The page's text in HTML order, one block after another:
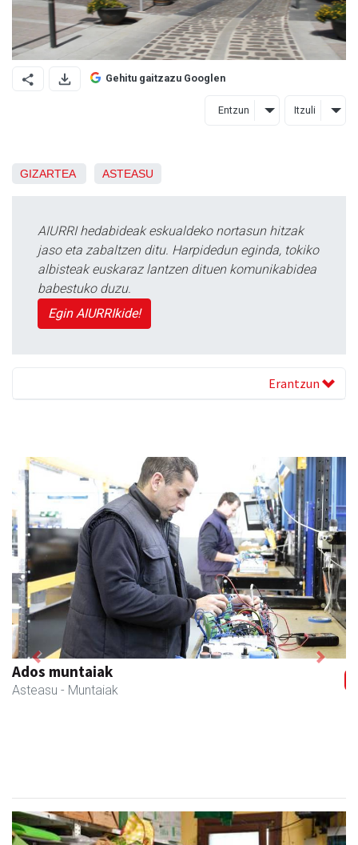
Gehitu gaitzazu Googlen
Entzun Itzuli
GIZARTEA ASTEASU
AIURRI hedabideak eskualdeko nortasun hitzak
jaso eta zabaltzen ditu. Harpidedun eginda, tokiko
albisteak euskaraz lantzen dituen komunikabidea
babestuko duzu.
Egin AIURRIkide!
Erantzun
Previous Next